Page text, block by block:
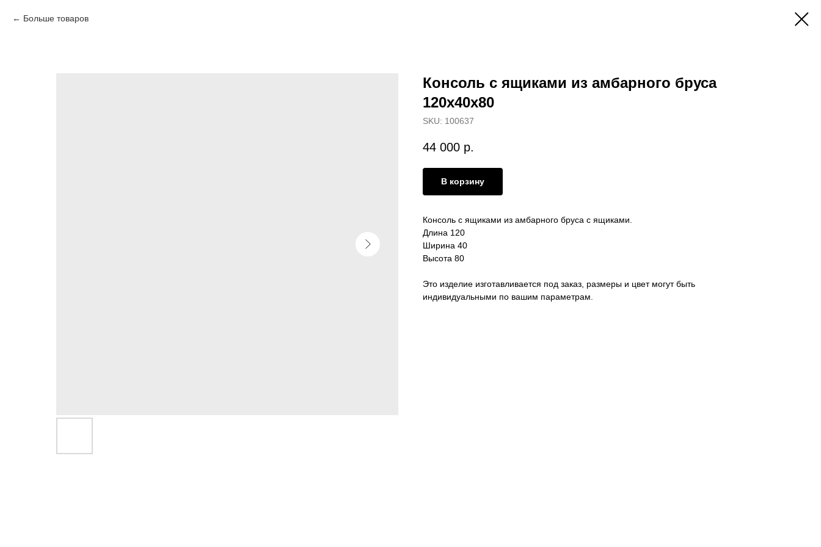
Больше товаров
Консоль с ящиками из амбарного бруса
120х40х80
SKU: 100637
44 000 р.
В корзину
Консоль с ящиками из амбарного бруса с ящиками.
Длина 120
Ширина 40
Высота 80
Это изделие изготавливается под заказ, размеры и цвет могут быть
индивидуальными по вашим параметрам.